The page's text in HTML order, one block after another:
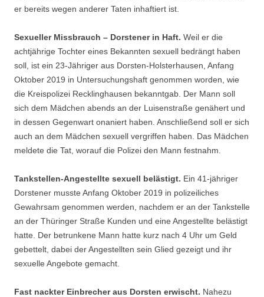
er bereits wegen anderer Taten inhaftiert ist.
Sexueller Missbrauch – Dorstener in Haft. Weil er die
achtjährige Tochter eines Bekannten sexuell bedrängt haben
soll, ist ein 23-Jähriger aus Dorsten-Holsterhausen, Anfang
Oktober 2019 in Untersuchungshaft genommen worden, wie
die Kreispolizei Recklinghausen bekanntgab. Der Mann soll
sich dem Mädchen abends an der Luisenstraße genähert und
in dessen Gegenwart onaniert haben. Anschließend soll er sich
auch an dem Mädchen sexuell vergriffen haben. Das Mädchen
meldete die Tat, worauf die Polizei den Mann festnahm.
Tankstellen-Angestellte sexuell belästigt. Ein 41-jähriger
Dorstener musste Anfang Oktober 2019 in polizeiliches
Gewahrsam genommen werden, nachdem er an der Tankstelle
an der Thüringer Straße Kunden und eine Angestellte belästigt
hatte. Der betrunkene Mann hatte kurz nach 4 Uhr um Geld
gebettelt, dabei der Angestellten sein Glied gezeigt und ihr
sexuelle Angebote gemacht.
Fast nackter Einbrecher aus Dorsten erwischt. Nahezu